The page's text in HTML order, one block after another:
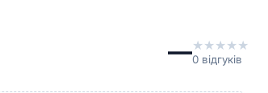
—★★★★★
0 відгуків